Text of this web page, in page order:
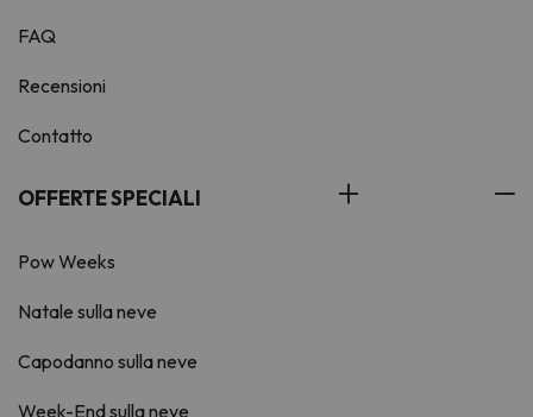
FAQ
Recensioni
Contatto
OFFERTE SPECIALI
Pow Weeks
Natale sulla neve
Capodanno sulla neve
Week-End sulla neve